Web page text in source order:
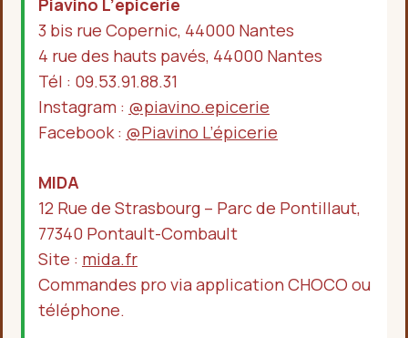
Piavino L’épicerie
3 bis rue Copernic, 44000 Nantes
4 rue des hauts pavés, 44000 Nantes
Tél : 09.53.91.88.31
Instagram : @piavino.epicerie
Facebook : @Piavino L’épicerie
MIDA
12 Rue de Strasbourg – Parc de Pontillaut,
77340 Pontault-Combault
Site : mida.fr
Commandes pro via application CHOCO ou
téléphone.